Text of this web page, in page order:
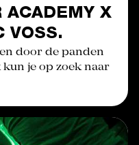
ACADEMY X
VOSS.
door de panden
je op zoek naar